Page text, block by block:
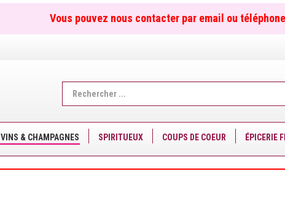
Vous pouvez nous contacter par email ou
VINS & CHAMPAGNES SPIRITUEUX COUPS DE COEUR ÉPICERIE